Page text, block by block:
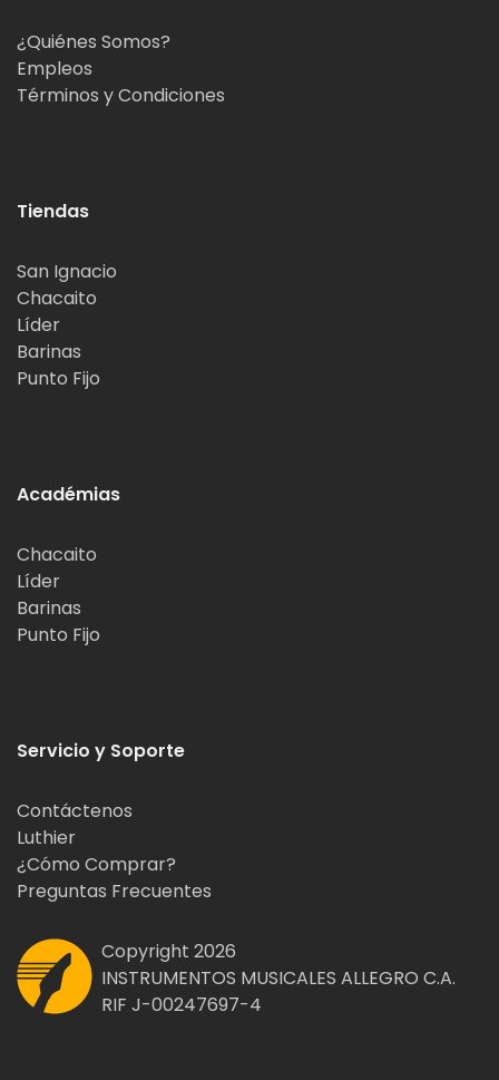
¿Quiénes Somos?
Empleos
Términos y Condiciones
Tiendas
San Ignacio
Chacaito
Líder
Barinas
Punto Fijo
Académias
Chacaito
Líder
Barinas
Punto Fijo
Servicio y Soporte
Contáctenos
Luthier
¿Cómo Comprar?
Preguntas Frecuentes
Copyright 2026
INSTRUMENTOS MUSICALES ALLEGRO C.A.
RIF J-00247697-4